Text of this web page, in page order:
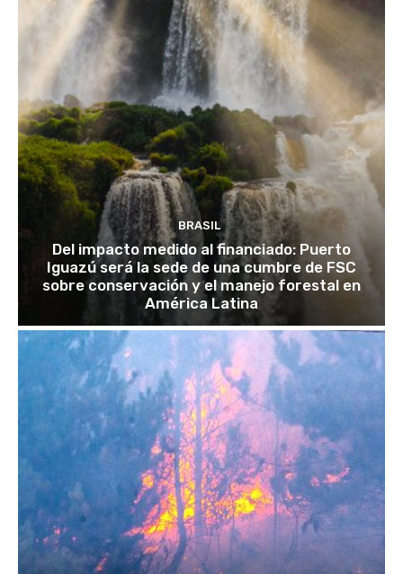
BRASIL
Del impacto medido al financiado: Puerto
Iguazú será la sede de una cumbre de FSC
sobre conservación y el manejo forestal en
América Latina